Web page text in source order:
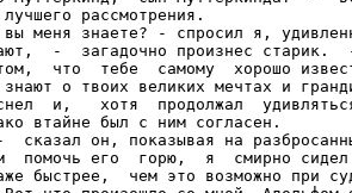
рассмотрения.
меня знаете? - спросил я,
-  загадочно произнес старик.
что  тебе  самому  хорошо
о твоих великих мечтах и
и,   хотя  продолжал
втайне был с ним согласен.
сказал он, показывая на
помочь его  горю,  я  смирно
быстрее,  чем это возможно при